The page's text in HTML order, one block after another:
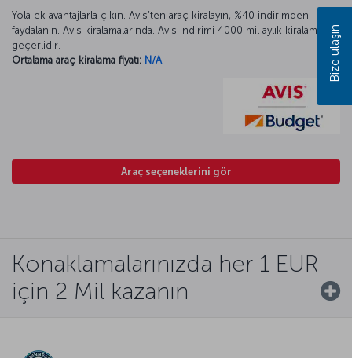
Yola ek avantajlarla çıkın. Avis’ten araç kiralayın, %40 indirimden
faydalanın. Avis kiralamalarında. Avis indirimi 4000 mil aylık kiralamada
geçerlidir.
Ortalama araç kiralama fiyatı: N/A
Araç seçeneklerini gör
Konaklamalarınızda her 1 EUR
için 2 Mil kazanın
Bize ulaşın